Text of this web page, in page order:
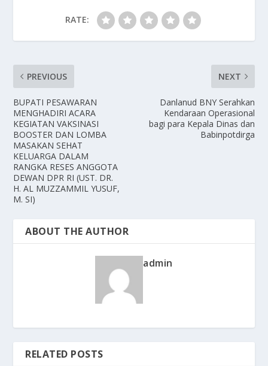
RATE:
PREVIOUS
BUPATI PESAWARAN
MENGHADIRI ACARA
KEGIATAN VAKSINASI
BOOSTER DAN LOMBA
MASAKAN SEHAT
KELUARGA DALAM
RANGKA RESES ANGGOTA
DEWAN DPR RI (UST. DR.
H. AL MUZZAMMIL YUSUF,
M. SI)
NEXT
Danlanud BNY Serahkan
Kendaraan Operasional
bagi para Kepala Dinas dan
Babinpotdirga
ABOUT THE AUTHOR
admin
RELATED POSTS